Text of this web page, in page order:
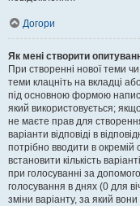
Догори
Як мені створити
При створенні нової теми
теми клацніть на вкладці
під основною формою
який використовується;
не маєте прав для
варіанти відповіді в
потрібно вводити в окремій
встановити кількість
при голосуванні за
голосування в днях (0 для
зміни варіанту, за який